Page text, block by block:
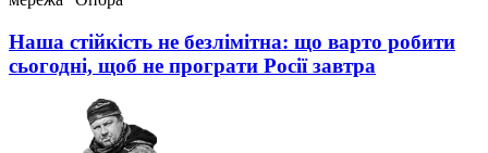
Наша стійкість не безлімітна: що варто робити
сьогодні, щоб не програти Росії завтра